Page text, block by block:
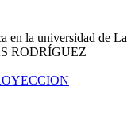
en la universidad de La
RODRÍGUEZ